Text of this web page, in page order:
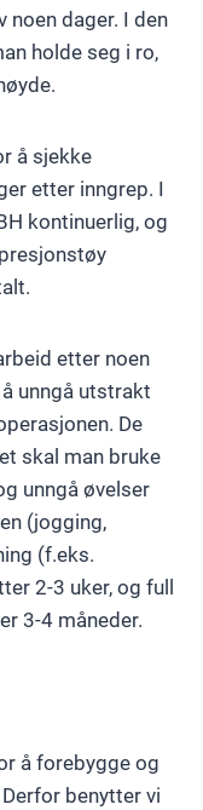
noen dager. I den
holde seg i ro,
å sjekke
etter inngrep. I
kontinuerlig, og
etter noen
unngå utstrakt
De
skal man bruke
unngå øvelser
(jogging,
(f.eks.
2-3 uker, og full
3-4 måneder.
å forebygge og
benytter vi